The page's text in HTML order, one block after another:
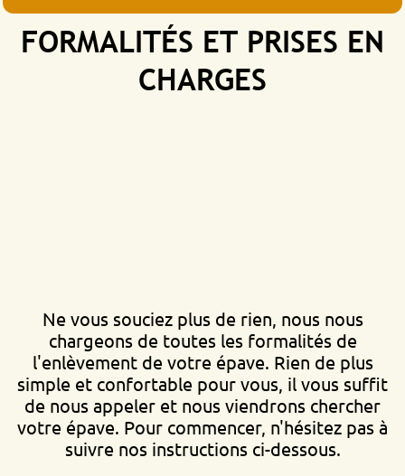
FORMALITÉS ET PRISES EN
CHARGES
Ne vous souciez plus de rien, nous nous
chargeons de toutes les formalités de
l'enlèvement de votre épave. Rien de plus
simple et confortable pour vous, il vous suffit
de nous appeler et nous viendrons chercher
votre épave. Pour commencer, n'hésitez pas à
suivre nos instructions ci-dessous.